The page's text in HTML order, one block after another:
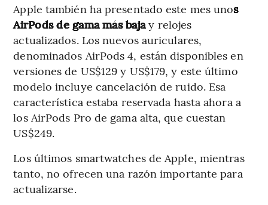
Apple también ha presentado este mes unos
AirPods de gama más bajay relojes
actualizados. Los nuevos auriculares,
denominados AirPods 4, están disponibles en
versiones de US$129 y US$179, y este último
modelo incluye cancelación de ruido. Esa
característica estaba reservada hasta ahora a
los AirPods Pro de gama alta, que cuestan
US$249.
Los últimos smartwatches de Apple, mientras
tanto, no ofrecen una razón importante para
actualizarse.